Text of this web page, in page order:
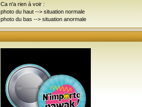
Ca n'a rien à voir :
photo du haut --> situation normale
photo du bas --> situation anormale